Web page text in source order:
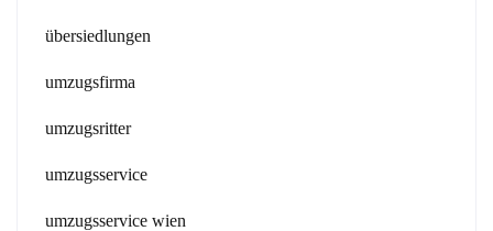
übersiedlungen
umzugsfirma
umzugsritter
umzugsservice
umzugsservice wien